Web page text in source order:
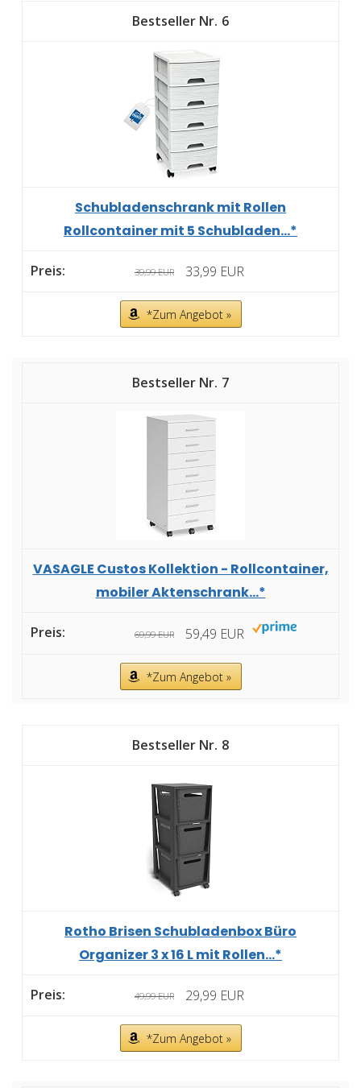
6
Schubladenschrank mit Rollen
Rollcontainer mit 5 Schubladen...*
39,99 EUR 33,99 EUR
*Zum Angebot »
7
VASAGLE Custos Kollektion - Rollcontainer,
mobiler Aktenschrank...*
69,99 EUR 59,49 EUR
*Zum Angebot »
8
Rotho Brisen Schubladenbox Büro
Organizer 3 x 16 L mit Rollen...*
49,99 EUR 29,99 EUR
*Zum Angebot »